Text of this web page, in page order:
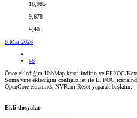
18,985
9,678
4,401
8 Mar 2026
#6
Önce eklediğim UsbMap.kexti indirin ve EFI/OC/
Sonra yine eklediğim config.plist ile EFI/OC
OpenCore ekranında NVRam Reset yaparak başlatın.
Ekli dosyalar